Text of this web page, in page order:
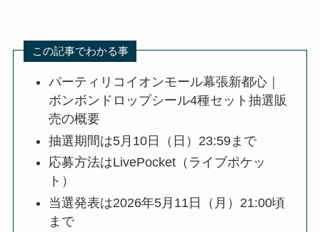
この記事でわかる事
パーティリコイオンモール幕張新都心｜
ボンボンドロップシール4種セット抽選販
売の概要
抽選期間は5月10日（日）23:59まで
応募方法はLivePocket（ライブポケッ
ト）
当選発表は2026年5月11日（月）21:00頃
まで